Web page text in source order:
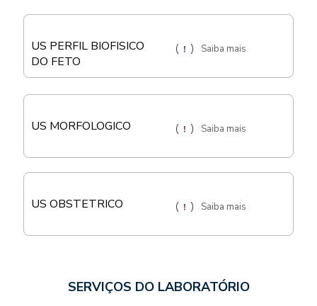
US PERFIL BIOFISICO
DO FETO
Saiba mais
US MORFOLOGICO Saiba mais
US OBSTETRICO Saiba mais
SERVIÇOS DO LABORATÓRIO